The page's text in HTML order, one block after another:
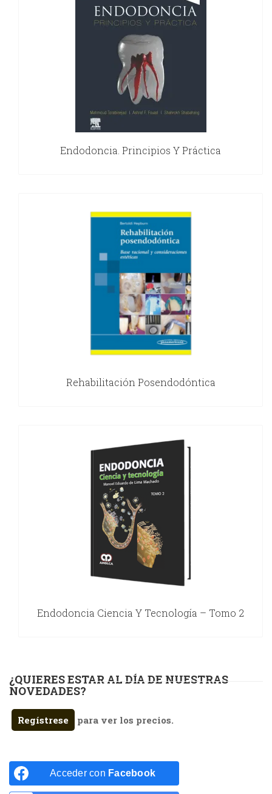
Endodoncia. Principios Y Práctica
Rehabilitación Posendodóntica
Endodoncia Ciencia Y Tecnología – Tomo 2
¿QUIERES ESTAR AL DÍA DE NUESTRAS
NOVEDADES?
Regístrese para ver los precios.
Acceder con Facebook